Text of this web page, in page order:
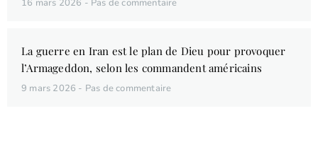
16 mars 2026 Pas de commentaire
La guerre en Iran est le plan de Dieu pour provoquer
l’Armageddon, selon les commandent américains
9 mars 2026 Pas de commentaire